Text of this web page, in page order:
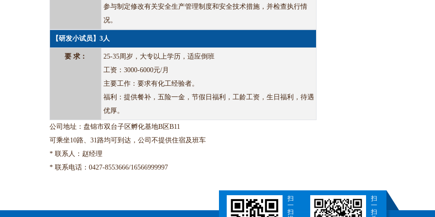
参与制定修改有关安全生产管理制度和安全技术措施，并检查执行情
况。
【研发小试员】3人
要 求：
25-35周岁，大专以上学历，适应倒班
工资：3000-6000元/月
主要工作：要求有化工经验者。
福利：提供餐补，五险一金，节假日福利，工龄工资，生日福利，待遇
优厚。
公司地址：盘锦市双台子区孵化基地B区B11
可乘坐10路、31路均可到达，公司不提供住宿及班车
* 联系人：赵经理
* 联系电话：0427-8553666/16566999997
扫
一
扫
扫
一
扫